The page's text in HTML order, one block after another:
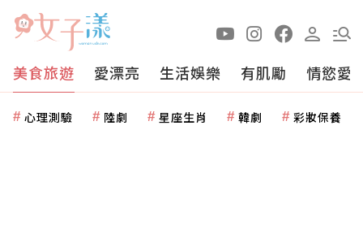
美食旅遊 愛漂亮 生活娛樂 有肌勵 情慾愛
心理測驗 陸劇 星座生肖 韓劇 彩妝保養